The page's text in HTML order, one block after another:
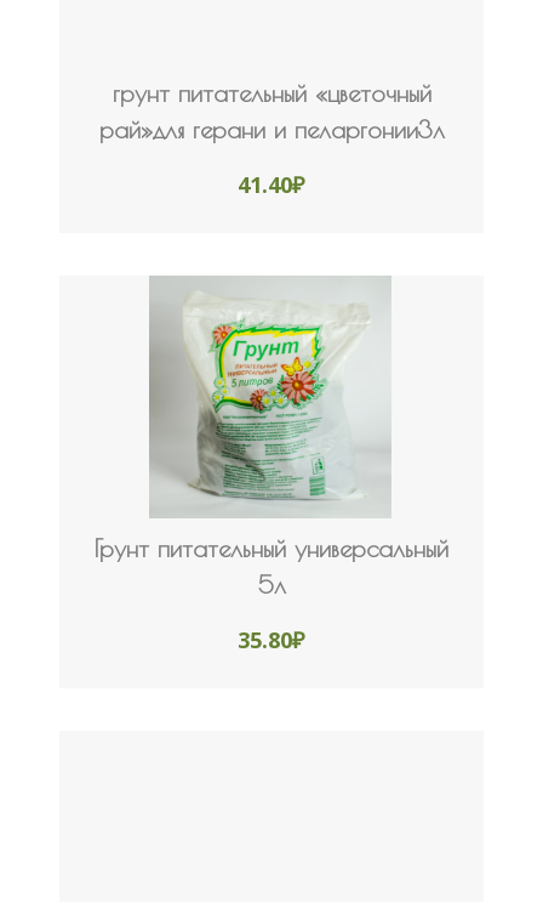
грунт питательный «цветочный
рай»для герани и пеларгонии3л
41.40₽
Грунт питательный универсальный
5л
35.80₽